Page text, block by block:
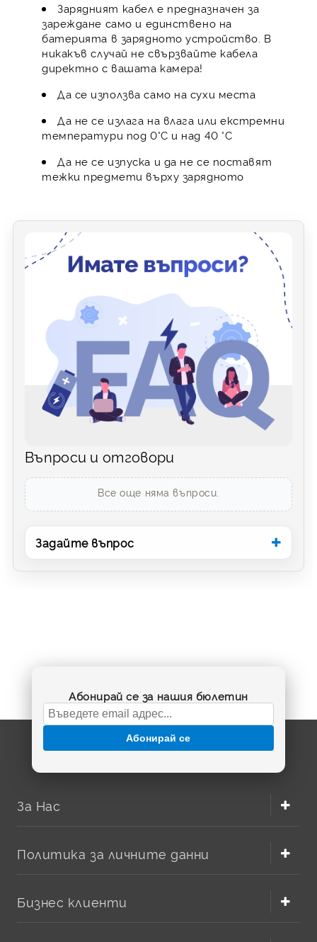
Зарядният кабел е предназначен за
зареждане само и единствено на
батерията в зарядното устройство. В
никакъв случай не свързвайте кабела
директно с вашата камера!
Да се използва само на сухи места
Да не се излага на влага или екстремни
температури под 0°C и над 40 °C
Да не се изпуска и да не се поставят
тежки предмети върху зарядното
Въпроси и отговори
Все още няма въпроси.
Задайте въпрос
Абонирай се за нашия бюлетин
Абонирай се
За Нас
Политика за личните данни
Бизнес клиенти